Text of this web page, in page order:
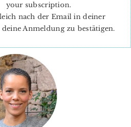
your subscription.
nach der Email in deiner
Anmeldung zu bestätigen.